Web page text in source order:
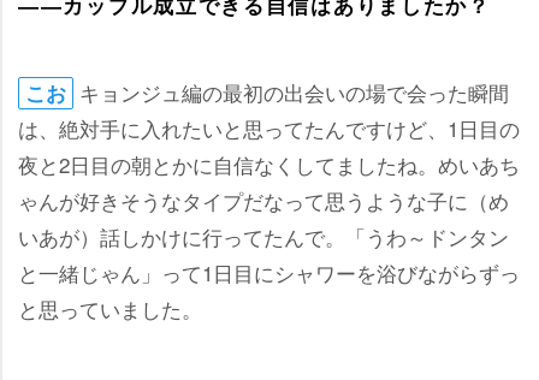
こお キョンジュ編の最初の出会いの場で会った瞬間
は、絶対手に入れたいと思ってたんですけど、1日目の
夜と2日目の朝とかに自信なくしてましたね。めいあち
ゃんが好きそうなタイプだなって思うような子に（め
いあが）話しかけに行ってたんで。「うわ～ドンタン
と一緒じゃん」って1日目にシャワーを浴びながらずっ
と思っていました。